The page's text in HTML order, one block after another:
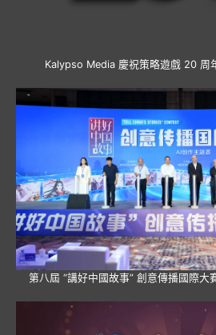
Kalypso Media 慶祝策略遊戲 20
第八屆 “講好中國故事” 創意傳播國際大